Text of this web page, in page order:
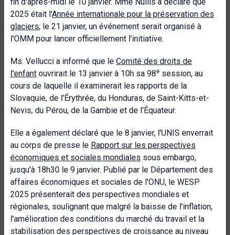
2025 était l'Année internationale pour la préservation des
glaciers; le 21 janvier, un événement serait organisé à
l'OMM pour lancer officiellement l'initiative.
Ms. Vellucci a informé que le Comité des droits de
l'enfant ouvrirait le 13 janvier à 10h sa 98e session, au
cours de laquelle il examinerait les rapports de la
Slovaquie, de l'Érythrée, du Honduras, de Saint-Kitts-et-
Nevis, du Pérou, de la Gambie et de l'Équateur.
Elle a également déclaré que le 8 janvier, l'UNIS enverrait
au corps de presse le Rapport sur les perspectives
économiques et sociales mondiales sous embargo,
jusqu'à 18h30 le 9 janvier. Publié par le Département des
affaires économiques et sociales de l'ONU, le WESP
2025 présenterait des perspectives mondiales et
régionales, soulignant que malgré la baisse de l'inflation,
l'amélioration des conditions du marché du travail et la
stabilisation des perspectives de croissance au niveau